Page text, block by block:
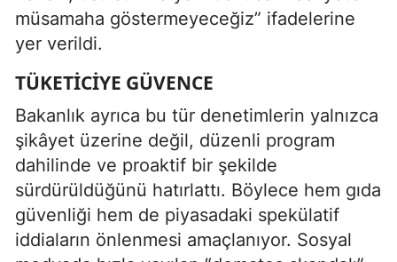
müsamaha göstermeyeceğiz” ifadelerine
yer verildi.
TÜKETICIYE GÜVENCE
Bakanlık ayrıca bu tür denetimlerin yalnızca
şikâyet üzerine değil, düzenli program
dahilinde ve proaktif bir şekilde
sürdürüldüğünü hatırlattı. Böylece hem gıda
güvenliği hem de piyasadaki spekülatif
iddiaların önlenmesi amaçlanıyor. Sosyal